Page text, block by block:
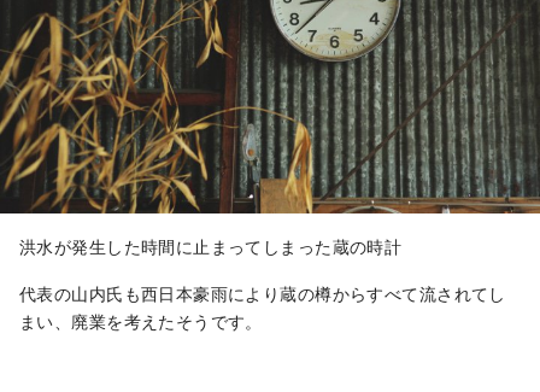
洪水が発生した時間に止まってしまった蔵の時計
代表の山内氏も西日本豪雨により蔵の樽からすべて流されてし
まい、廃業を考えたそうです。